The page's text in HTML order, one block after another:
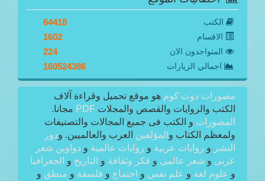
الكتب 64418
الاقسام 1602
المتواجدون الان 224
اجمالي الزيارات 160524386
مصورات دوت كوم هو موقع تحميل وقراءة آلاف
الكتب والروايات والقصص والمجلات PDF مجانا.
المصورات و الكتب فى جميع المجالات والتصنيفات
ولمعظم الكتاب و المؤلفين العرب والعالميين. ودور
النشر و روايات عربية و روايات عالمية و دواوين شعر
عربى و شعر عالمى و فكر وثقافة و التاريخ و الجغرافيا
و علوم لغة و علم نفس و اجتماع و فلسفة و منطق و